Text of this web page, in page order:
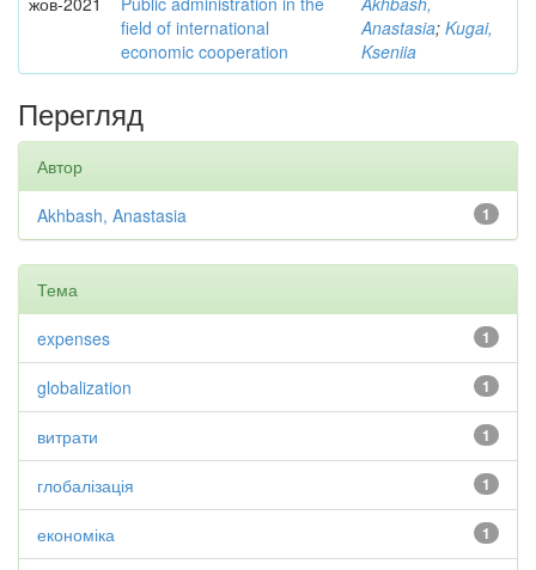
field of international
economic cooperation
Anastasia; Kugai,
Kseniia
Перегляд
Автор
1
Akhbash, Anastasia
Тема
1
expenses
1
globalization
1
витрати
1
глобалізація
1
економіка